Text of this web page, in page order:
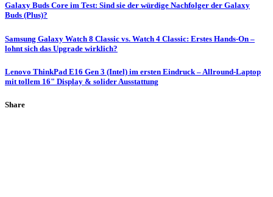
Galaxy Buds Core im Test: Sind sie der würdige Nachfolger der Galaxy
Buds (Plus)?
Samsung Galaxy Watch 8 Classic vs. Watch 4 Classic: Erstes Hands-On –
lohnt sich das Upgrade wirklich?
Lenovo ThinkPad E16 Gen 3 (Intel) im ersten Eindruck – Allround-Laptop
mit tollem 16" Display & solider Ausstattung
Share